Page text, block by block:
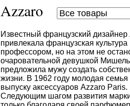
Azzaro
Известный французский
привлекала французская
профессором, но на этом не
очаровательной девушкой
предложила мужу создать
жизни. В 1962 году молодая
выпуску аксессуаров Azzaro
Следующим шагом развития марки